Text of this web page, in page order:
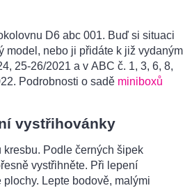
D6 abc 001. Buď si situaci
model, nebo ji přidáte k již vydaným
25-26/2021 a v ABC č. 1, 3, 6, 8,
Podrobnosti o sadě miniboxů
vystřihovánky
kresbu. Podle černých šipek
vystřihněte. Při lepení
Lepte bodově, malými